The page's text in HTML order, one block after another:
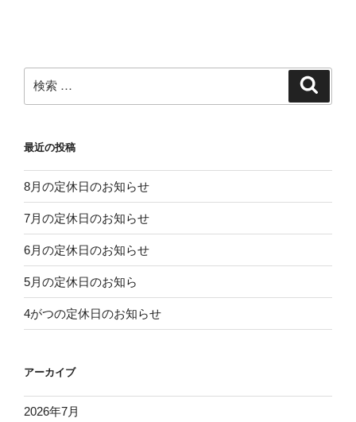
ン
検
索:
最近の投稿
8月の定休日のお知らせ
7月の定休日のお知らせ
6月の定休日のお知らせ
5月の定休日のお知ら
4がつの定休日のお知らせ
アーカイブ
2026年7月